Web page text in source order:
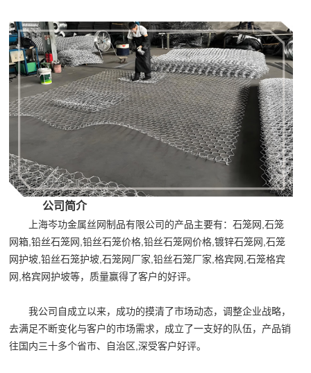
公司简介
上海岑功金属丝网制品有限公司的产品主要有：石笼网,石笼
网箱,铅丝石笼网,铅丝石笼价格,铅丝石笼网价格,镀锌石笼网,石笼
网护坡,铅丝石笼护坡,石笼网厂家,铅丝石笼厂家,格宾网,石笼格宾
网,格宾网护坡等，质量赢得了客户的好评。
我公司自成立以来，成功的摸清了市场动态，调整企业战略，
去满足不断变化与客户的市场需求，成立了一支好的队伍，产品销
往国内三十多个省市、自治区,深受客户好评。